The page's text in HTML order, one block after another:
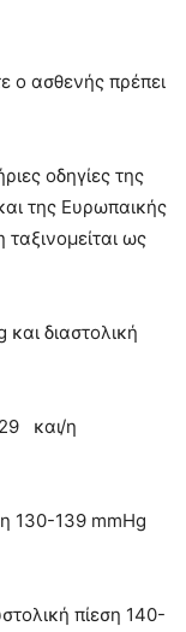
ο ασθενής πρέπει
οδηγίες της
της Ευρωπαικής
ως
διαστολική
και/η
130-139 mmHg
πίεση 140-